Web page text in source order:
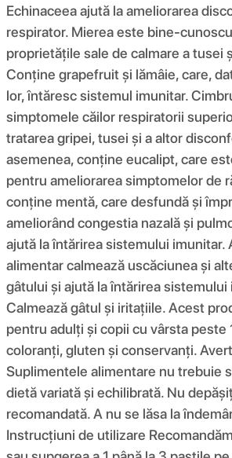
Echinaceea ajută la ameliorarea
respirator. Mierea este bine-
proprietățile sale de calmare a tusei
Conține grapefruit și lămâie, care,
lor, întăresc sistemul imunitar.
simptomele căilor respiratorii
tratarea gripei, tusei și a altor
asemenea, conține eucalipt, care
pentru ameliorarea simptomelor de
conține mentă, care desfundă și
ameliorând congestia nazală și
ajută la întărirea sistemului imunitar.
alimentar calmează uscăciunea și
gâtului și ajută la întărirea sistemului
Calmează gâtul și iritațiile. Acest
pentru adulți și copii cu vârsta peste
coloranți, gluten și conservanți.
Suplimentele alimentare nu trebuie
dietă variată și echilibrată. Nu
recomandată. A nu se lăsa la
Instrucțiuni de utilizare